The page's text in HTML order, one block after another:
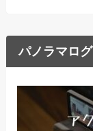
パノラマログ